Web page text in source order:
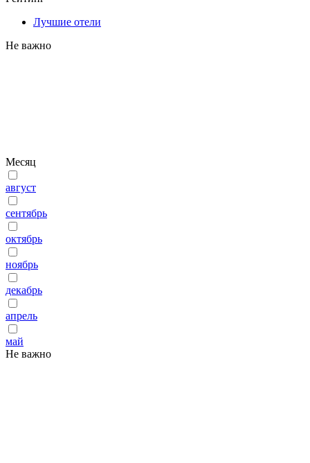
Лучшие отели
Не важно
Месяц
август
сентябрь
октябрь
ноябрь
декабрь
апрель
май
Не важно